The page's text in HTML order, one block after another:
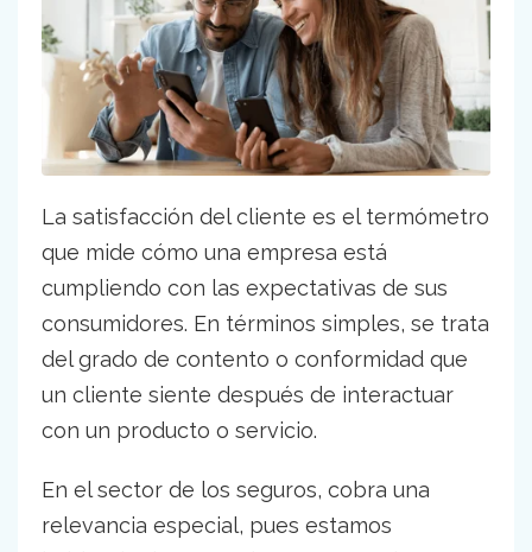
La satisfacción del cliente es el termómetro
que mide cómo una empresa está
cumpliendo con las expectativas de sus
consumidores. En términos simples, se trata
del grado de contento o conformidad que
un cliente siente después de interactuar
con un producto o servicio.
En el sector de los seguros, cobra una
relevancia especial, pues estamos